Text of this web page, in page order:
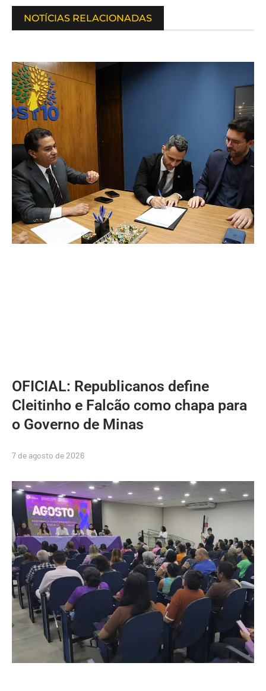
NOTÍCIAS RELACIONADAS
OFICIAL: Republicanos define
Cleitinho e Falcão como chapa para
o Governo de Minas
7 de agosto de 2026